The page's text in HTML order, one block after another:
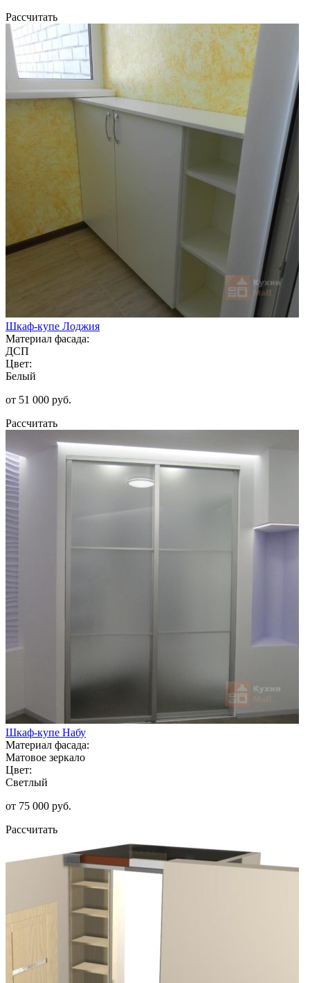
Рассчитать
Шкаф-купе Лоджия
Материал фасада:
ДСП
Цвет:
Белый
от 51 000 руб.
Рассчитать
Шкаф-купе Набу
Материал фасада:
Матовое зеркало
Цвет:
Светлый
от 75 000 руб.
Рассчитать